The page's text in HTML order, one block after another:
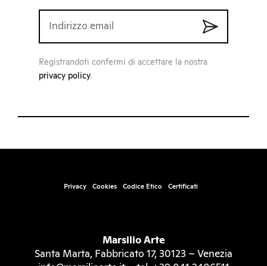
Registrandoti confermi di accettare la nostra
privacy policy.
Privacy Cookies Codice Etico Certificati
Marsilio Arte
Santa Marta, Fabbricato 17, 30123 – Venezia